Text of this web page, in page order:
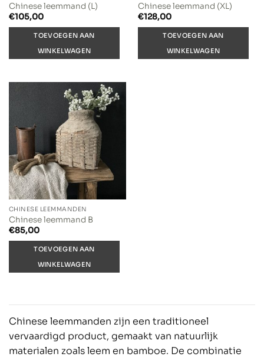
Chinese leemmand (L)
€105,00
TOEVOEGEN AAN
WINKELWAGEN
Chinese leemmand (XL)
€128,00
TOEVOEGEN AAN
WINKELWAGEN
CHINESE LEEMMANDEN
Chinese leemmand B
€85,00
TOEVOEGEN AAN
WINKELWAGEN
Chinese leemmanden zijn een traditioneel
vervaardigd product, gemaakt van natuurlijk
materialen zoals leem en bamboe. De combinatie